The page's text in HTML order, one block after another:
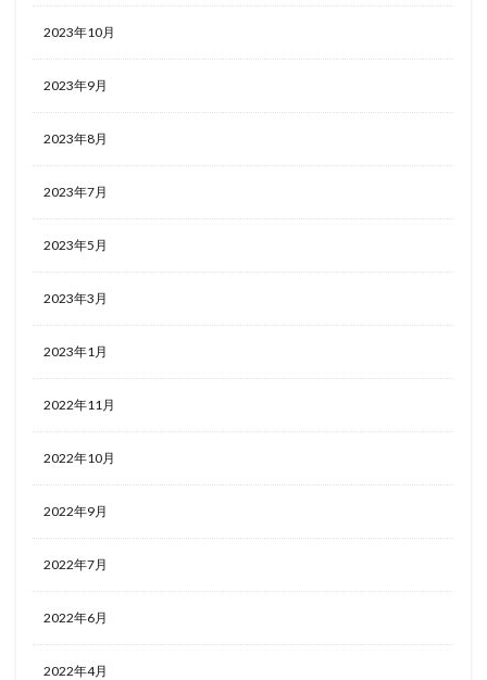
2023年10月
2023年9月
2023年8月
2023年7月
2023年5月
2023年3月
2023年1月
2022年11月
2022年10月
2022年9月
2022年7月
2022年6月
2022年4月